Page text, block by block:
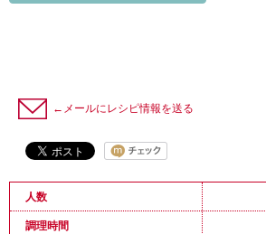
←メールにレシピ情報を送る
人数
調理時間